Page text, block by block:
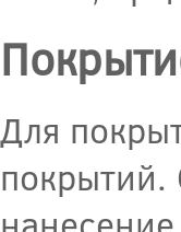
Для
покрытий.